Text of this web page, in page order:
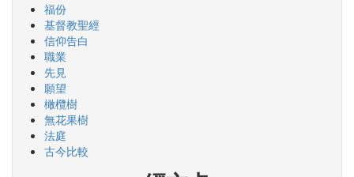
福份
基督教聖經
信仰告白
職業
先見
願望
橄欖樹
無花果樹
法庭
古今比較